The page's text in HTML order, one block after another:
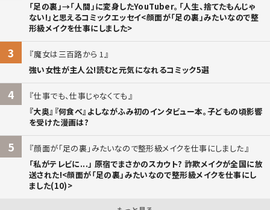
「足の裏」→「人間」に変身したYouTuber。「人生、捨てたもんじゃ
ない!」と思えるコミックエッセイ<顔面が「足の裏」みたいなので整
形級メイクを仕事にしました>
3
魔女は三百路から 1
強い女性が主人公!読むと元気になれるコミック5選
4
仕事でも、仕事じゃなくても
『大奥』『何食べ』よしながふみ初のインタビュー本。子どもの頃影響
を受けた漫画は?
5
顔面が「足の裏」みたいなので整形級メイクを仕事にしました
「私がテレビに...」 原宿でまさかのスカウト? 詐欺メイクが全国に放
送された!<顔面が「足の裏」みたいなので整形級メイクを仕事にし
ました(10)>